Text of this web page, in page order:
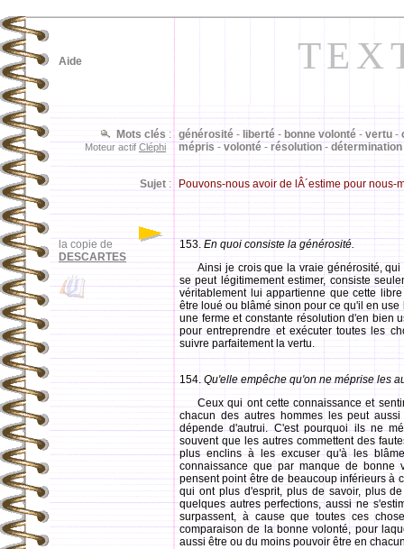
la copie de
DESCARTES
générosité - liberté - bonne volonté - vertu -
mépris - volonté - résolution - détermination
Mots clés :
Moteur actif Cléphi
Sujet : Pouvons-nous avoir de lÂ´estime pour nous-
Aide
153. En quoi consiste la générosité.
Ainsi je crois que la vraie générosité,
se peut légitimement estimer, consiste
véritablement lui appartienne que cette
être loué ou blâmé sinon pour ce qu'il en
une ferme et constante résolution d'en bien
pour entreprendre et exécuter toutes les
suivre parfaitement la vertu.
154.Qu'elle empêche qu'on ne méprise les
Ceux qui ont cette connaissance et
chacun des autres hommes les peut
dépende d'autrui. C'est pourquoi ils ne
souvent que les autres commettent des
plus enclins à les excuser qu'à les
connaissance que par manque de
pensent point être de beaucoup inférieurs à
qui ont plus d'esprit, plus de savoir, plus
quelques autres perfections, aussi ne
surpassent, à cause que toutes ces
comparaison de la bonne volonté, pour
aussi être ou du moins pouvoir être en